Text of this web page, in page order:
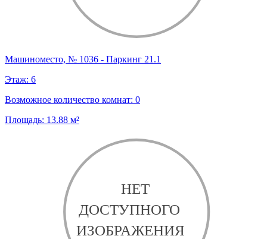
Машиноместо, № 1036 - Паркинг 21.1
Этаж: 6
Возможное количество комнат: 0
Площадь: 13.88 м²